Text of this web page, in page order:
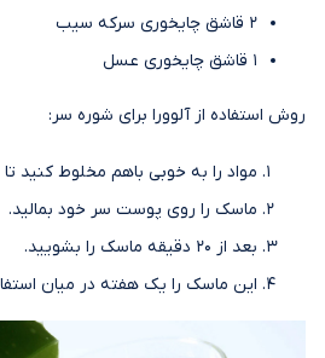
2 قاشق چایخوری سرکه سیب
1 قاشق چایخوری عسل
روش استفاده از آلوورا برای شوره سر:
مواد را به خوبی باهم مخلوط کنید
ماسک را روی پوست سر خود بمالید.
بعد از 20 دقیقه ماسک را بشویید.
این ماسک را یک هفته در میان